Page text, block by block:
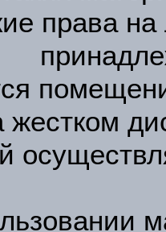
права
жестком